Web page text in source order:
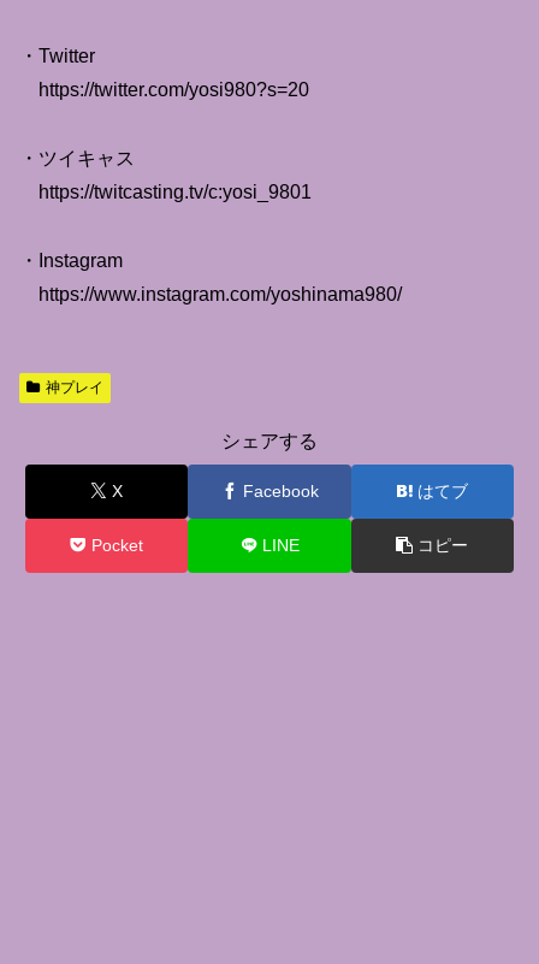
・Twitter
https://twitter.com/yosi980?s=20
・ツイキャス
https://twitcasting.tv/c:yosi_9801
・Instagram
https://www.instagram.com/yoshinama980/
神プレイ
シェアする
X Facebook はてブ
Pocket LINE コピー